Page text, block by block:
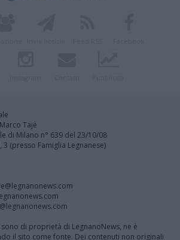
Tajè
di Milano n° 639 del 23/10/08
3 (presso Famiglia Legnanese)
di proprietà di LegnanoNews, ne è
il sito come fonte. Dei contenuti non originali